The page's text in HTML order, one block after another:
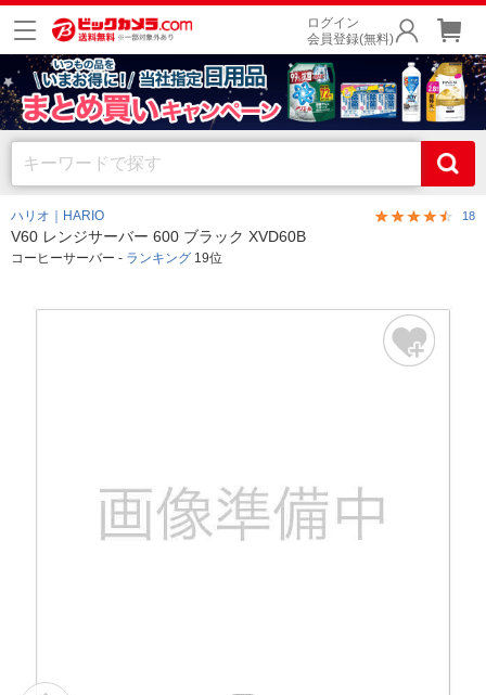
ログイン
会員登録(無料)
ハリオ｜HARIO 18
V60 レンジサーバー 600 ブラック XVD60B
コーヒーサーバー - ランキング 19位